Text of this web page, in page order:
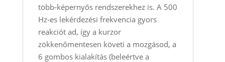
több‑képernyős rendszerekhez is. A 500
Hz‑es lekérdezési frekvencia gyors
reakciót ad, így a kurzor
zökkenőmentesen követi a mozgásod, a
6 gombos kialakítás (beleértve a